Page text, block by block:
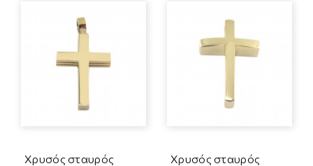
Χρυσός σταυρός Χρυσός σταυρός